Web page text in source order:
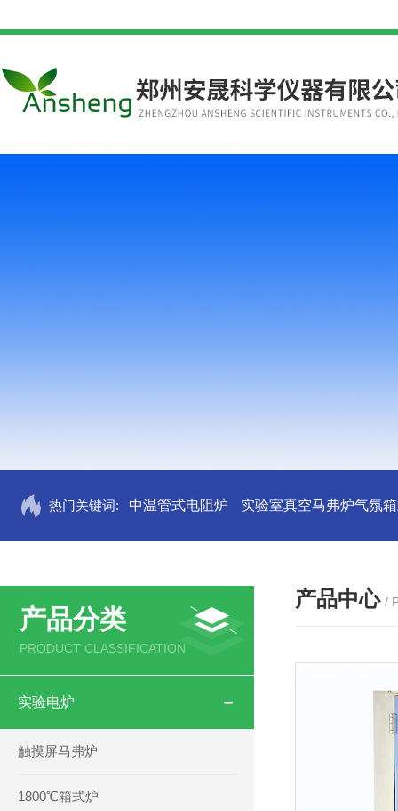
热门关键词: 中温管式电阻炉 实验室真空马弗炉气氛
产品分类
PRODUCT CLASSIFICATION
实验电炉
触摸屏马弗炉
1800℃箱式炉
产品中心 /